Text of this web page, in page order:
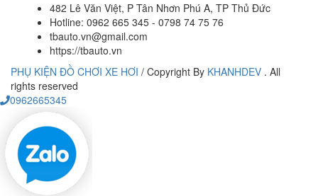
482 Lê Văn Việt, P Tân Nhơn Phú A, TP Thủ Đức
Hotline: 0962 665 345 - 0798 74 75 76
tbauto.vn@gmail.com
https://tbauto.vn
PHỤ KIỆN ĐỒ CHƠI XE HƠI / Copyright By KHANHDEV . All
rights reserved
0962665345